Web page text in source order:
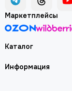
Каталог
Информация
Маркетплейсы